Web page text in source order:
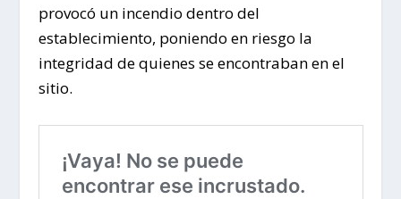
provocó un incendio dentro del
establecimiento, poniendo en riesgo la
integridad de quienes se encontraban en el
sitio.